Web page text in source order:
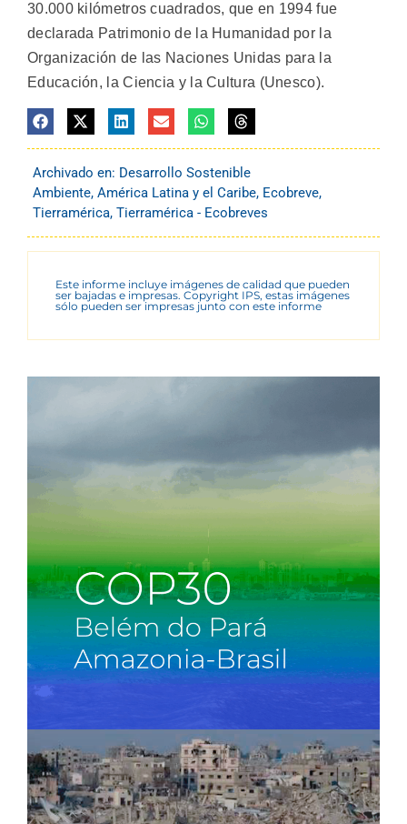
30.000 kilómetros cuadrados, que en 1994 fue
declarada Patrimonio de la Humanidad por la
Organización de las Naciones Unidas para la
Educación, la Ciencia y la Cultura (Unesco).
Archivado en: Desarrollo Sostenible
Ambiente, América Latina y el Caribe, Ecobreve,
Tierramérica, Tierramérica - Ecobreves
Este informe incluye imágenes de calidad que pueden
ser bajadas e impresas. Copyright IPS, estas imágenes
sólo pueden ser impresas junto con este informe